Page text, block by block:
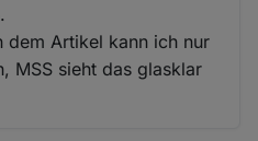
dem Artikel kann ich nur
MSS sieht das glasklar